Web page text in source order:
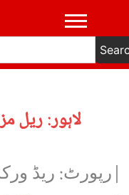
لاہور: ریل
|رپورٹ: ریڈ